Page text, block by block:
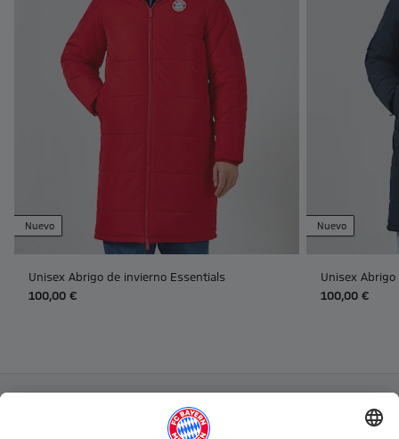
Nuevo
Unisex Abrigo de invierno Essentials
100,00 €
Nuevo
Unisex
100,00 €